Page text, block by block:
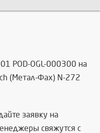
POD-OGL-000300 на
(Метал-Фах) N-272
заявку на
свяжутся с